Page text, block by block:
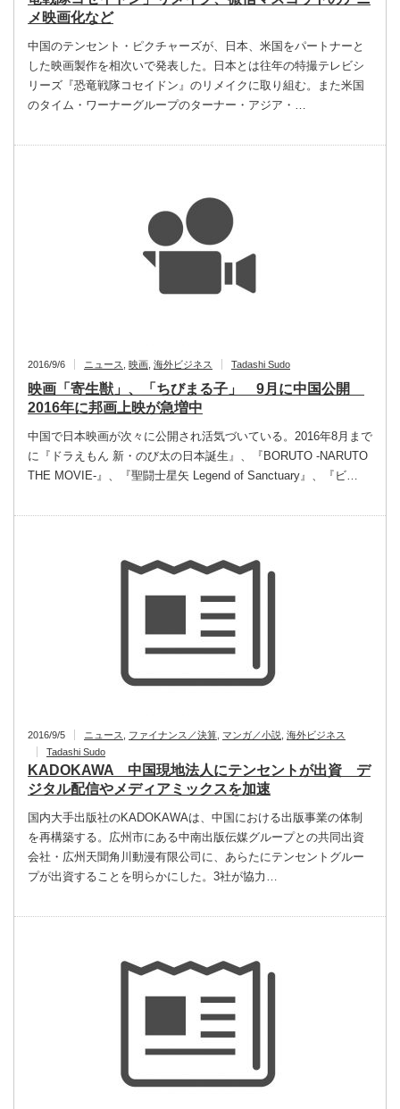
メ映画化など
中国のテンセント・ピクチャーズが、日本、米国をパートナーと
した映画製作を相次いで発表した。日本とは往年の特撮テレビシ
リーズ『恐竜戦隊コセイドン』のリメイクに取り組む。また米国
のタイム・ワーナーグループのターナー・アジア・…
2016/9/6 ニュース 映画 海外ビジネス Tadashi Sudo
映画「寄生獣」、「ちびまる子」 9月に中国公開
2016年に邦画上映が急増中
中国で日本映画が次々に公開され活気づいている。2016年8月まで
に『ドラえもん 新・のび太の日本誕生』、『BORUTO -NARUTO
THE MOVIE-』、『聖闘士星矢 Legend of Sanctuary』、『ビ…
2016/9/5 ニュース ファイナンス／決算 マンガ／小説 海外ビジネス
Tadashi Sudo
KADOKAWA 中国現地法人にテンセントが出資 デ
ジタル配信やメディアミックスを加速
国内大手出版社のKADOKAWAは、中国における出版事業の体制
を再構築する。広州市にある中南出版伝媒グループとの共同出資
会社・広州天聞角川動漫有限公司に、あらたにテンセントグルー
プが出資することを明らかにした。3社が協力…